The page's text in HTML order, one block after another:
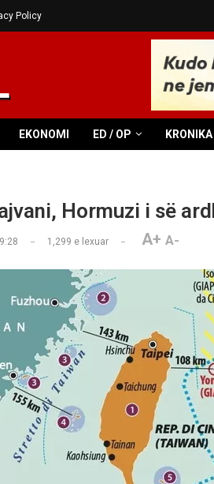
Policy
EKONOMI ED / OP KRONIKA
Hormuzi i së
1,299 e lexuar A+ A-